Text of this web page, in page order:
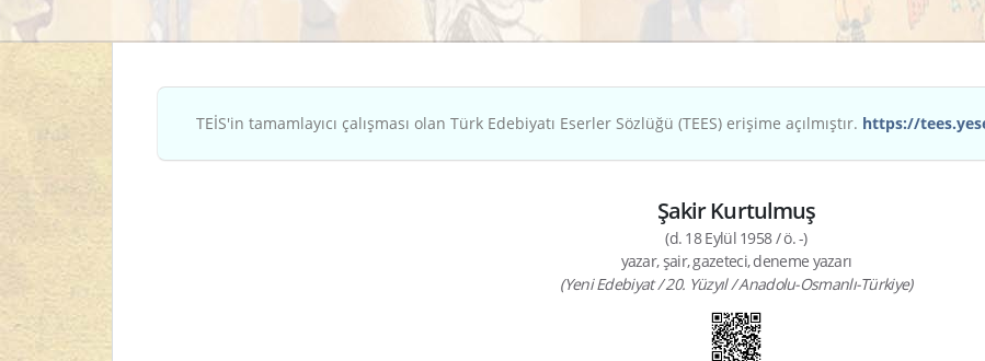
TEİS'in tamamlayıcı çalışması olan Türk Edebiyatı Eserler Sözlüğü (TEES) erişime açılmıştır. https://
Şakir Kurtulmuş
(d. 18 Eylül 1958 / ö. -)
yazar, şair, gazeteci, deneme yazarı
(Yeni Edebiyat / 20. Yüzyıl / Anadolu-Osmanlı-Türkiye)